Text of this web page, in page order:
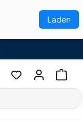
Laden